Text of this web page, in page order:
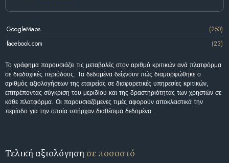
GoogleMaps
(250)
facebook.com
(23)
Το γράφημα παρουσιάζει τις μεταβολές στον αριθμό κριτικών ανά πλατφόρμα
σε διαδοχικές περιόδους. Τα δεδομένα δείχνουν πώς διαμορφώθηκε ο
αριθμός αξιολογήσεων της εταιρείας σε διαφορετικές υπηρεσίες κριτικών,
επιτρέποντας σύγκριση του μεριδίου και της δραστηριότητας των χρηστών σε
κάθε πλατφόρμα. Οι παρουσιαζόμενες τιμές αφορούν αποκλειστικά την
περίοδο για την οποία υπήρχαν διαθέσιμα δεδομένα.
Τελική αξιολόγηση σε ποσοστό